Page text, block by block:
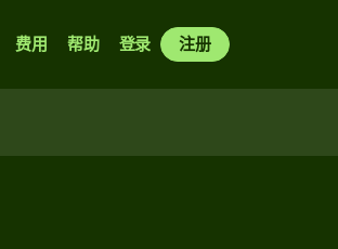
费用 帮助 登录 注册